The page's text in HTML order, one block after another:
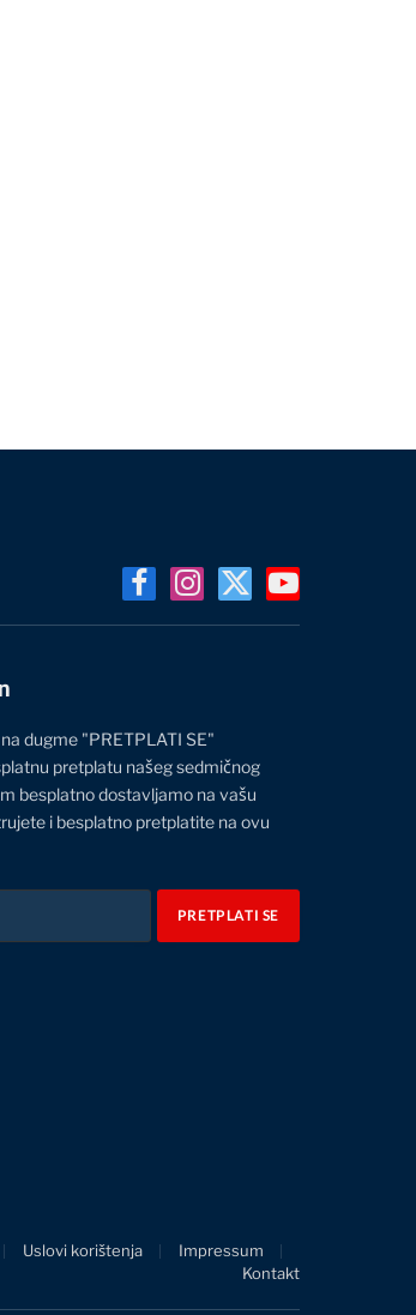
FacebookInstagram
X
YouTube
dugme "PRETPLATI SE"
pretplatu našeg sedmičnog
besplatno dostavljamo na vašu
i besplatno pretplatite na ovu
Uslovi korištenja
Impressum
Kontakt